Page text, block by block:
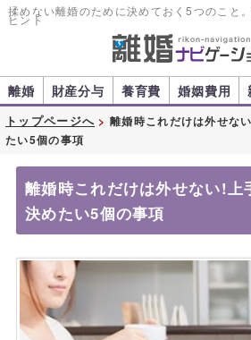
揉めない離婚のために決めておく5つのこと
ヒント
離婚 財産分与 養育費 婚姻費用
トップページへ
離婚時これだけは外せな
たい5個の事項
離婚時これだけは外せない!上
決めたい5個の事項